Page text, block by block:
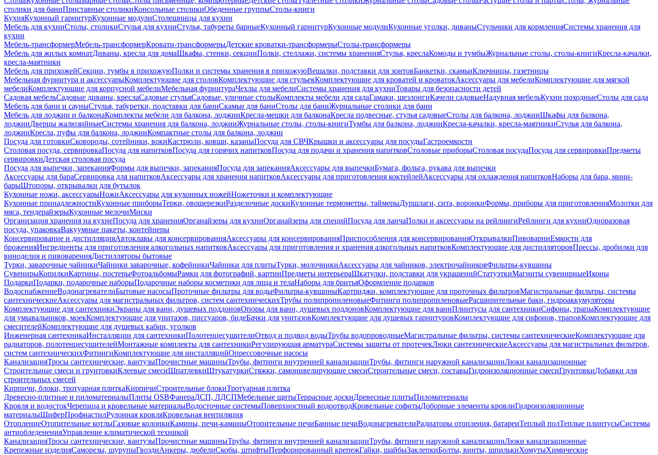
столики для баниПриставные столикиКонсольные столикиОбеденные группыСтолы-книги
КухняКухонный гарнитурКухонные модулиСтолешницы для кухни
Мебель для кухниСтолы, столикиСтулья для кухниСтулья, табуреты барныеКухонный гарнитурКухонные модулиКухонные уголки, диваныСтульчики для кормленияСистемы хранения для
кухни
Мебель-трансформерМебель-трансформерКровати-трансформерыДетские кроватки-трансформерыСтолы-трансформеры
Мебель для жилых комнатДиваны, кресла для домаШкафы, стенки, секцииПолки, стеллажи, системы храненияСтулья, креслаКомоды и тумбыЖурнальные столы, столы-книгиКресла-качалки,
кресла-маятники
Мебель для прихожейСекции, тумбы в прихожуюПолки и системы хранения в прихожуюВешалки, подставки для зонтовБанкетки, скамьиКлючницы, газетницы
Мебельная фурнитура и аксессуарыКомплектующие для столовКомплектующие для стульевКомплектующие для кроватей и кроватокАксессуары для мебелиКомплектующие для мягкой
мебелиКомплектующие для корпусной мебелиМебельная фурнитураЧехлы для мебелиСистемы хранения для кухниТовары для безопасности детей
Садовая мебельСадовые диваны, креслаСадовые стульяСадовые, уличные столыКомплекты мебели для садаГамаки, шезлонгиКачели садовыеНадувная мебельКухни походныеСтолы для сада
Мебель для бани и сауныСтулья, табуретки, подставки для баниСкамьи для баниСтолы для баниЖурнальные столики для бани
Мебель для лоджии и балконаКомплекты мебели для балкона, лоджииКресла-мешки для балконаКресла подвесные, стулья садовыеСтолы для балкона, лоджииШкафы для балкона,
лоджииДверцы жалюзийныеСистемы хранения для балкона, лоджииЖурнальные столы, столы-книгиТумбы для балкона, лоджииКресла-качалки, кресла-маятникиСтулья для балкона,
лоджииКресла, пуфы для балкона, лоджииКомпактные столы для балкона, лоджии
Посуда для готовкиСковороды, сотейники, вокиКастрюли, ковши, казаныПосуда для СВЧКрышки и аксессуары для посудыГастроемкости
Столовая посуда, сервировкаПосуда для напитковПосуда для горячих напитковПосуда для подачи и хранения напитковСтоловые приборыСтоловая посудаПосуда для сервировкиПредметы
сервировкиДетская столовая посуда
Посуда для выпечки, запеканияФормы для выпечки, запеканияПосуда для запеканияАксессуары для выпечкиБумага, фольга, рукава для выпечки
Аксессуары для бараСервировка для напитковАксессуары для хранения напитковАксессуары для приготовления коктейлейАксессуары для охлаждения напитковНаборы для бара, мини-
барыШтопоры, открывалки для бутылок
Кухонные ножи, аксессуарыНожиАксессуары для кухонных ножейНожеточки и комплектующие
Кухонные принадлежностиКухонные приборыТерки, овощерезкиРазделочные доскиКухонные термометры, таймерыДуршлаги, сита, воронкиФормы, приборы для приготовленияМолотки для
мяса, тендерайзерыКухонные мелочиМиски
Организация хранения на кухнеПосуда для храненияОрганайзеры для кухниОрганайзеры для специйПосуда для ланчаПолки и аксессуары на рейлингиРейлинги для кухниОдноразовая
посуда, упаковкаВакуумные пакеты, контейнеры
Консервирование и дистилляцияАвтоклавы для консервированияАксессуары для консервированияПриспособления для консервированияОткрывалкиПивоварниЕмкости для
броженияИнгредиенты для приготовления алкогольных напитковАксессуары для приготовления и хранения алкогольных напитковКомплектующие для дистилляторовПрессы, дробилки для
виноделия и пивоваренияДистилляторы бытовые
Турки, заварочные чайникиЧайники заварочные, кофейникиЧайники для плитыТурки, молочникиАксессуары для чайников, электрочайниковФильтры-кувшины
СувенирыКопилкиКартины, постерыФотоальбомыРамки для фотографий, картинПредметы интерьераШкатулки, подставки для украшенийСтатуэткиМагниты сувенирныеИконы
ПодаркиПодарки, подарочные наборыПодарочные наборы косметики для лица и телаНаборы для бритьяОформление подарков
ВодоснабжениеВодонагревателиБытовые насосыПроточные фильтры для водыФильтры-кувшиныКартриджи, комплектующие для проточных фильтровМагистральные фильтры, системы
сантехническиеАксессуары для магистральных фильтров, систем сантехническихТрубы полипропиленовыеФитинги полипропиленовыеРасширительные баки, гидроаккумуляторы
Комплектующие для сантехникиЭкраны для ванн, душевых поддоновОпоры для ванн, душевых поддоновКомплектующие для ваннПлинтусы для сантехникиСифоны, трапыКомплектующие
для умывальников, моекКомплектующие для унитазов, писсуаров, бидеБачки для унитазовКомплектующие для душевых гарнитуровКомплектующие для сифонов, траповКомплектующие для
смесителейКомплектующие для душевых кабин, уголков
Инженерная сантехникаИнсталляции для сантехникиПолотенцесушителиОтвод и подвод водыТрубы водопроводныеМагистральные фильтры, системы сантехническиеКомплектующие для
радиаторов, полотенцесушителейМонтажные комплекты для сантехникиРегулирующая арматураСистемы защиты от протечекЛюки сантехническиеАксессуары для магистральных фильтров,
систем сантехническихФитингиКомплектующие для инсталляцийОпрессовочные насосы
КанализацияТросы сантехнические, вантузыПрочистные машиныТрубы, фитинги внутренней канализацииТрубы, фитинги наружной канализацииЛюки канализационные
Строительные смеси и грунтовкиКлеевые смесиШпатлевкиШтукатуркиСтяжки, самонивелирующие смесиСтроительные смеси, составыГидроизоляционные смесиГрунтовкиДобавки для
строительных смесей
Кирпичи, блоки, тротуарная плиткаКирпичиСтроительные блокиТротуарная плитка
Древесно-плитные и пиломатериалыПлиты OSBФанераДСП, ЛДСПМебельные щитыТеррасные доскиДревесные плитыПиломатериалы
Кровля и водостокЧерепица и кровельные материалыВодосточные системыПоверхностный водоотводКровельные софитыДоборные элементы кровлиГидроизоляционные
материалыШиферПрофнастилРулонная кровляКровельная вентиляция
ОтоплениеОтопительные котлыГазовые колонкиКамины, печи-каминыОтопительные печиБанные печиВодонагревателиРадиаторы отопления, батареиТеплый полТеплые плинтусыСистемы
антиобледененияУправление климатической техникой
КанализацияТросы сантехнические, вантузыПрочистные машиныТрубы, фитинги внутренней канализацииТрубы, фитинги наружной канализацииЛюки канализационные
Крепежные изделияСаморезы, шурупыГвоздиАнкеры, дюбелиСкобы, штифтыПерфорированный крепежГайки, шайбыЗаклепкиБолты, винты, шпилькиХомутыХимические